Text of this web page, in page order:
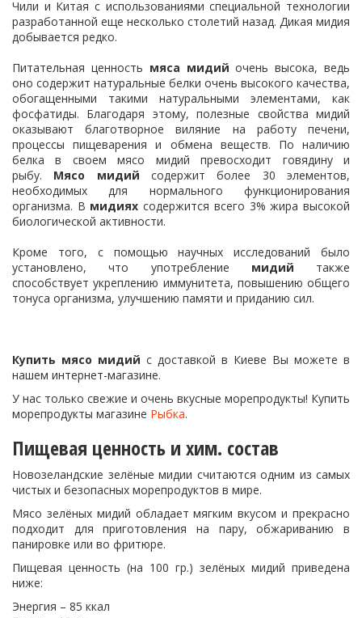
Чили и Китая с использованиями специальной технологии
разработанной еще несколько столетий назад. Дикая мидия
добывается редко.
Питательная ценность мяса мидийочень высока, ведь
оно содержит натуральные белки очень высокого качества,
обогащенными такими натуральными элементами, как
фосфатиды. Благодаря этому, полезные свойства мидий
оказывают благотворное виляние на работу печени,
процессы пищеварения и обмена веществ. По наличию
белка в своем мясо мидий превосходит говядину и
рыбу. Мясо мидий содержит более 30 элементов,
необходимых для нормального функционирования
организма. В мидиях содержится всего 3% жира высокой
биологической активности.
Кроме того, с помощью научных исследований было
установлено, что употребление мидий также
способствует укреплению иммунитета, повышению общего
тонуса организма, улучшению памяти и приданию сил.
Купить мясо мидий с доставкой в Киеве Вы можете в
нашем интернет-магазине.
У нас только свежие и очень вкусные морепродукты! Купить
морепродукты магазине Рыбка.
Пищевая ценность и хим. состав
Новозеландские зелёные мидии считаются одним из самых
чистых и безопасных морепродуктов в мире.
Мясо зелёных мидий обладает мягким вкусом и прекрасно
подходит для приготовления на пару, обжариванию в
панировке или во фритюре.
Пищевая ценность (на 100 гр.) зелёных мидий приведена
ниже:
Энергия – 85 ккал